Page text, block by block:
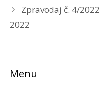
Zpravodaj č. 4/
2022
Menu